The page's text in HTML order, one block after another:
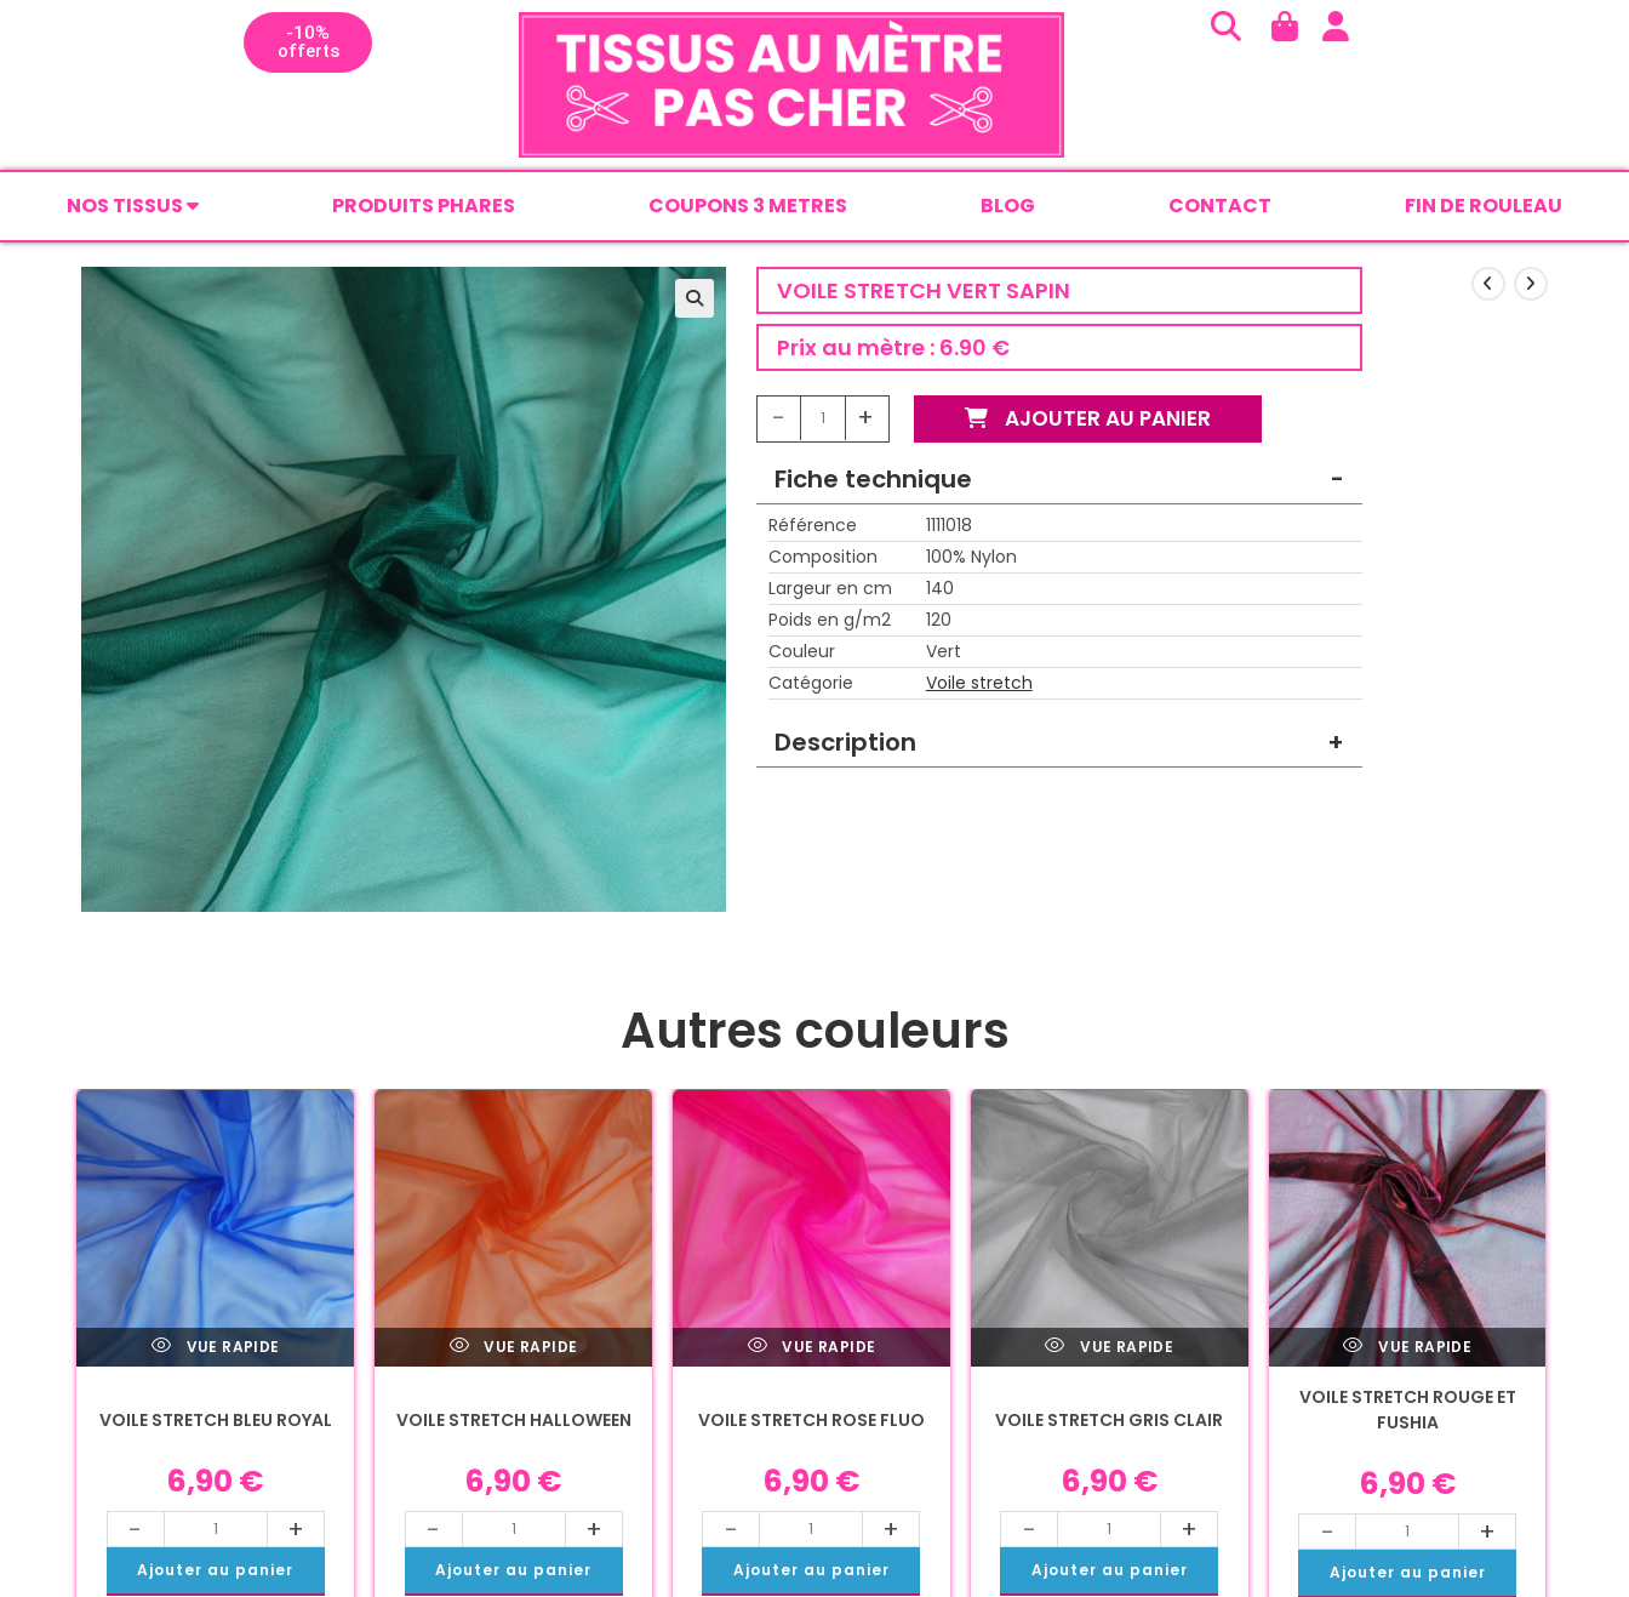
-10%
offerts
NOS TISSUS PRODUITS PHARES COUPONS 3 METRES BLOG CONTACT FIN DE ROULEAU
VOILE STRETCH VERT SAPIN
Prix au mètre : 6.90 €
- + AJOUTER AU PANIER
Fiche technique -
Référence
1111018
Composition
100% Nylon
Largeur en cm
140
Poids en g/m2
120
Couleur
Vert
Catégorie
Voile stretch
Description +
Autres couleurs
VUE RAPIDE
VOILE STRETCH BLEU ROYAL
6,90 €
- +
Ajouter au panier
VUE RAPIDE
VOILE STRETCH HALLOWEEN
6,90 €
- +
Ajouter au panier
VUE RAPIDE
VOILE STRETCH ROSE FLUO
6,90 €
- +
Ajouter au panier
VUE RAPIDE
VOILE STRETCH GRIS CLAIR
6,90 €
- +
Ajouter au panier
VUE RAPIDE
VOILE STRETCH ROUGE ET
FUSHIA
6,90 €
- +
Ajouter au panier